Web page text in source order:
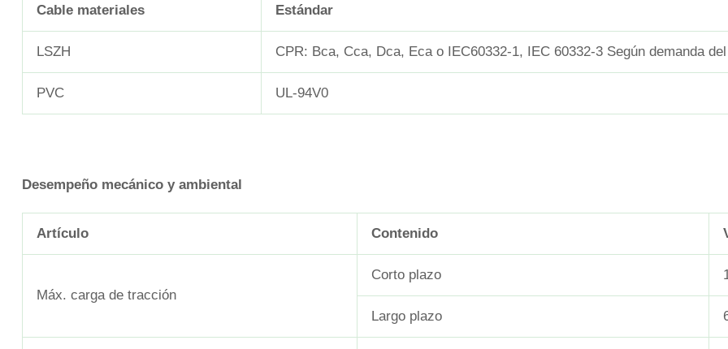
Cable materiales Estándar
LSZH CPR: Bca, Cca, Dca, Eca o IEC60332-1, IEC 60332-3 Según demanda
PVC UL-94V0
Desempeño mecánico y ambiental
Artículo Contenido
Máx. carga de tracción
Corto plazo
Largo plazo